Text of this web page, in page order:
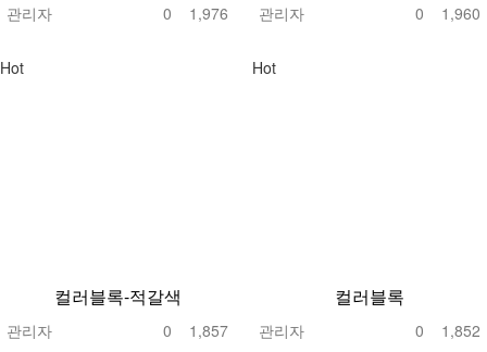
관리자 0 1,976 관리자 0 1,960
Hot
컬러블록-적갈색
관리자 0 1,857
Hot
컬러블록
관리자 0 1,852